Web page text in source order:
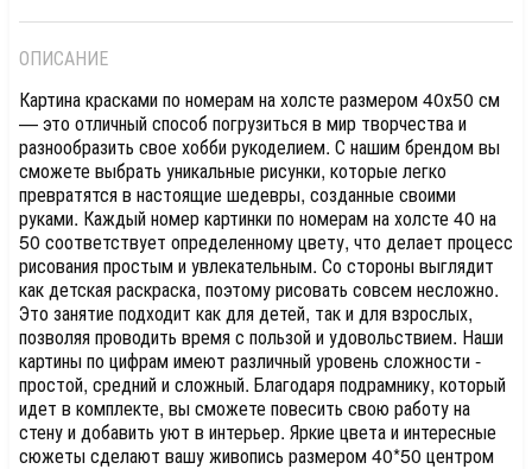
ОПИСАНИЕ
Картина красками по номерам на холсте размером 40х50 см
— это отличный способ погрузиться в мир творчества и
разнообразить свое хобби рукоделием. С нашим брендом вы
сможете выбрать уникальные рисунки, которые легко
превратятся в настоящие шедевры, созданные своими
руками. Каждый номер картинки по номерам на холсте 40 на
50 соответствует определенному цвету, что делает процесс
рисования простым и увлекательным. Со стороны выглядит
как детская раскраска, поэтому рисовать совсем несложно.
Это занятие подходит как для детей, так и для взрослых,
позволяя проводить время с пользой и удовольствием. Наши
картины по цифрам имеют различный уровень сложности -
простой, средний и сложный. Благодаря подрамнику, который
идет в комплекте, вы сможете повесить свою работу на
стену и добавить уют в интерьер. Яркие цвета и интересные
сюжеты сделают вашу живопись размером 40*50 центром